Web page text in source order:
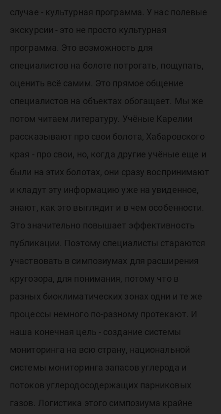
случае - культурная программа. У нас полевые
экскурсии - это не просто культурная
программа. Это возможность для
специалистов на болоте потрогать, пощупать,
оценить всё самим. Это прямое общение
специалистов на объектах обогащает. Мы же
потом читаем литературу. Учёные Карелии
рассказывают про свои болота, Хабаровского
края - про свои, но, когда другие учёные еще и
были на этих болотах, они сразу воспринимают
и кладут эту информацию уже на увиденное,
знают, как это выглядит и в чем особенности.
Это значительно повышает эффективность
публикации. Поэтому специалисты стараются
участвовать в симпозиумах для расширения
кругозора, для понимания, потому что в
разных биоклиматических зонах одни и те же
процессы немного по-разному протекают. И
наша конечная цель - создание системы
мониторинга на всю страну, национальной
системы мониторинга запасов углерода и
потоков углеродосодержащих парниковых
газов. Логистика этого симпозиума крайне